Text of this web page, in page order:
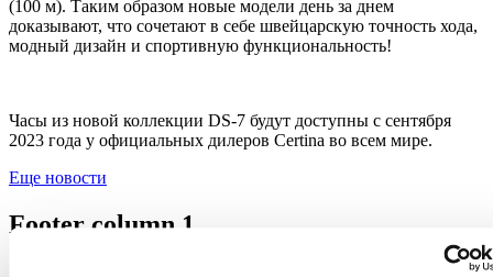
(100 м). Таким образом новые модели день за днем
доказывают, что сочетают в себе швейцарскую точность хода,
модный дизайн и спортивную функциональность!
Часы из новой коллекции DS-7 будут доступны с сентября
2023 года у официальных дилеров Certina во всем мире.
Еще новости
Footer column 1